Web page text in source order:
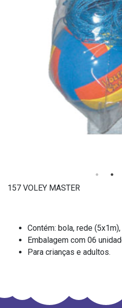
157 VOLEY MASTER
Contém: bola, rede
Embalagem com 06
Para crianças e adultos.